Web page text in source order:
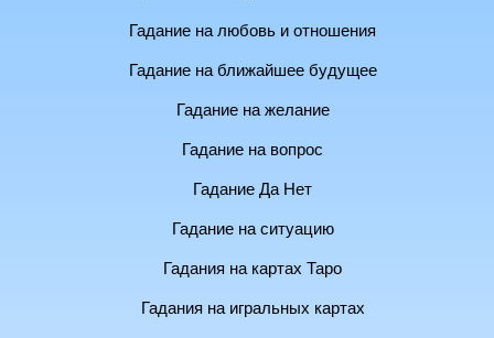
Гадание на любовь и отношения
Гадание на ближайшее будущее
Гадание на желание
Гадание на вопрос
Гадание Да Нет
Гадание на ситуацию
Гадания на картах Таро
Гадания на игральных картах